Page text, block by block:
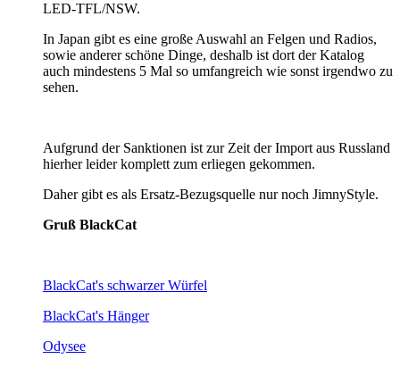
LED-TFL/NSW.
In Japan gibt es eine große Auswahl an Felgen und Radios,
sowie anderer schöne Dinge, deshalb ist dort der Katalog
auch mindestens 5 Mal so umfangreich wie sonst irgendwo zu
sehen.
Aufgrund der Sanktionen ist zur Zeit der Import aus Russland
hierher leider komplett zum erliegen gekommen.
Daher gibt es als Ersatz-Bezugsquelle nur noch JimnyStyle.
Gruß BlackCat
BlackCat's schwarzer Würfel
BlackCat's Hänger
Odysee